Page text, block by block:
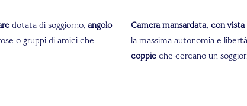
dotata di soggiorno,angolo
o gruppi di amici che
Camera mansardata, con vista
la massima autonomia e
coppie che cercano un